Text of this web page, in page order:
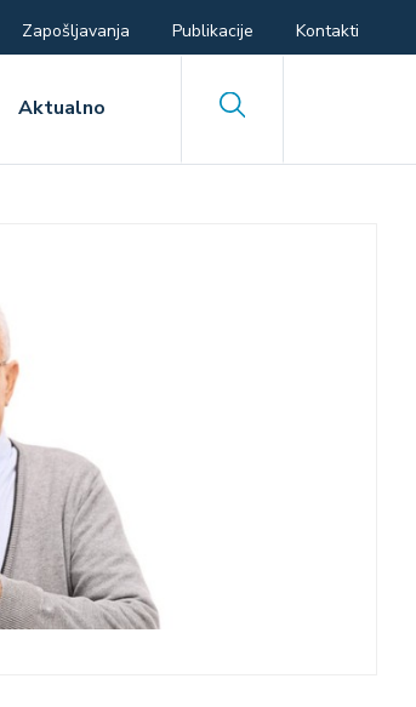
Zapošljavanja Publikacije Kontakti
Aktualno Search